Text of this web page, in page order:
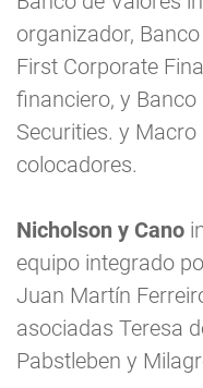
organizador,
First Corporate
financiero, y Banco
Securities. y
colocadores.
Nicholson y Cano
equipo integrado
Juan Martín
asociadas Teresa
Pabstleben y